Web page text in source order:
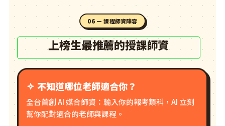
06 — 課程師資陣容
上榜生最推薦的授課師資
不知道哪位老師適合你？
全台首創 AI 媒合師資：輸入你的報考類科，AI 立刻
幫你配對適合的老師與課程。